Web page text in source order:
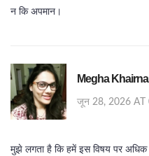
न कि अपमान।
Megha
जून 28, 2026 AT
मुझे लगता है कि हमें इस विषय पर अधिक